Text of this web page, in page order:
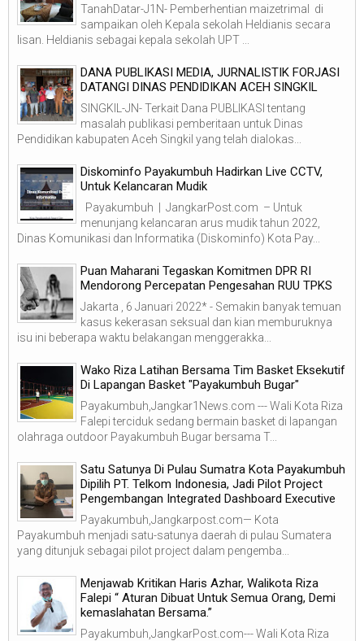
TanahDatar-J1N- Pemberhentian maizetrimal di
sampaikan oleh Kepala sekolah Heldianis secara
lisan. Heldianis sebagai kepala sekolah UPT ...
DANA PUBLIKASI MEDIA, JURNALISTIK FORJASI
DATANGI DINAS PENDIDIKAN ACEH SINGKIL
SINGKIL-JN- Terkait Dana PUBLIKASI tentang
masalah publikasi pemberitaan untuk Dinas
Pendidikan kabupaten Aceh Singkil yang telah dialokas...
Diskominfo Payakumbuh Hadirkan Live CCTV,
Untuk Kelancaran Mudik
Payakumbuh | JangkarPost.com – Untuk
menunjang kelancaran arus mudik tahun 2022,
Dinas Komunikasi dan Informatika (Diskominfo) Kota Pay...
Puan Maharani Tegaskan Komitmen DPR RI
Mendorong Percepatan Pengesahan RUU TPKS
Jakarta , 6 Januari 2022* - Semakin banyak temuan
kasus kekerasan seksual dan kian memburuknya
isu ini beberapa waktu belakangan menggerakka...
Wako Riza Latihan Bersama Tim Basket Eksekutif
Di Lapangan Basket "Payakumbuh Bugar"
Payakumbuh,Jangkar1News.com --- Wali Kota Riza
Falepi terciduk sedang bermain basket di lapangan
olahraga outdoor Payakumbuh Bugar bersama T...
Satu Satunya Di Pulau Sumatra Kota Payakumbuh
Dipilih PT. Telkom Indonesia, Jadi Pilot Project
Pengembangan Integrated Dashboard Executive
Payakumbuh,Jangkarpost.com— Kota
Payakumbuh menjadi satu-satunya daerah di pulau Sumatera
yang ditunjuk sebagai pilot project dalam pengemba...
Menjawab Kritikan Haris Azhar, Walikota Riza
Falepi “ Aturan Dibuat Untuk Semua Orang, Demi
kemaslahatan Bersama.”
Payakumbuh,JangkarPost.com--- Wali Kota Riza